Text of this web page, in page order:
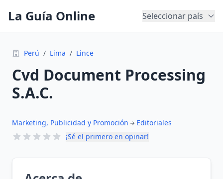
La Guía Online Seleccionar país
Perú / Lima / Lince
Cvd Document Processing
S.A.C.
Marketing, Publicidad y Promoción
Editoriales
¡Sé el primero en opinar!